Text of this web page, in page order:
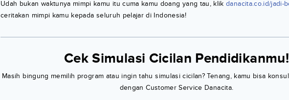
Udah bukan waktunya mimpi kamu itu cuma kamu doang yang tau, klikdanacita.co.id/jadi-
ceritakan mimpi kamu kepada seluruh pelajar di Indonesia!
Cek Simulasi Cicilan Pendidikanmu!
Masih bingung memilih program atau ingin tahu simulasi cicilan? Tenang, kamu bisa
dengan Customer Service Danacita.